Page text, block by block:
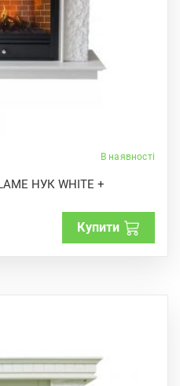
В наявності
НУК WHITE +
Купити